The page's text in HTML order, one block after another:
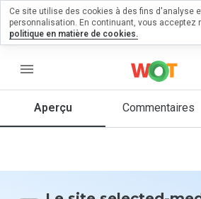
menu
Aperçu Commentaires
un
note entre
donneriez-
Ce site utilise des cookies à des fins d'analyse
personnalisation. En continuant, vous acceptez
politique en matière de cookies.